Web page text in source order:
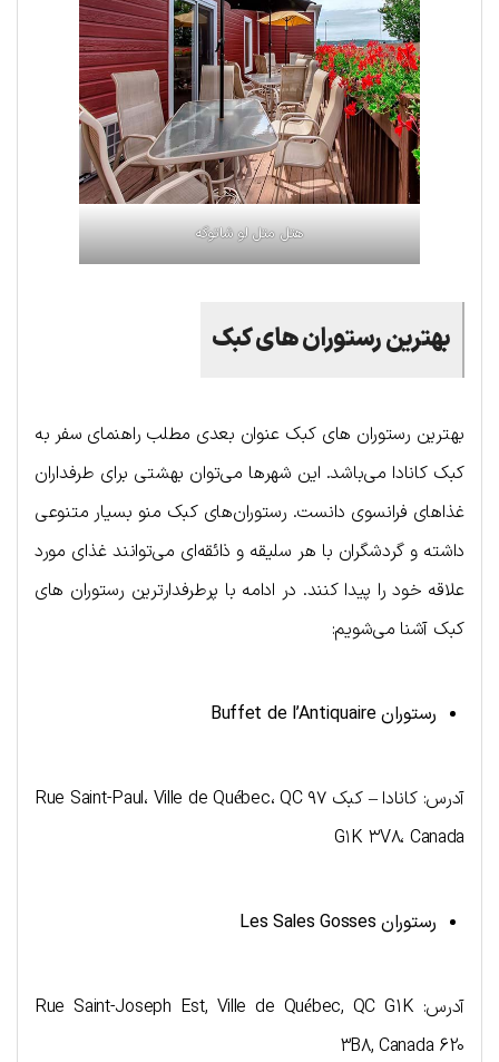
هتل متل لو شاتوگه
بهترین رستوران های کبک
بهترین رستوران های کبک عنوان بعدی مطلب راهنمای سفر به
کبک کانادا می‌باشد. این شهرها می‌توان بهشتی برای طرفداران
غذاهای فرانسوی دانست. رستوران‌های کبک منو بسیار متنوعی
داشته و گردشگران با هر سلیقه و ذائقه‌ای می‌توانند غذای مورد
علاقه خود را پیدا کنند. در ادامه با پرطرفدارترین رستوران های
کبک آشنا می‌شویم:
رستورانBuffet de l’Antiquaire
آدرس: کانادا – کبک ۹۷ Rue Saint-Paul، Ville de Québec، QC
G۱K ۳V۸، Canada
رستوران Les Sales Gosses
آدرس: Rue Saint-Joseph Est, Ville de Québec, QC G1K
3B8, Canada 620